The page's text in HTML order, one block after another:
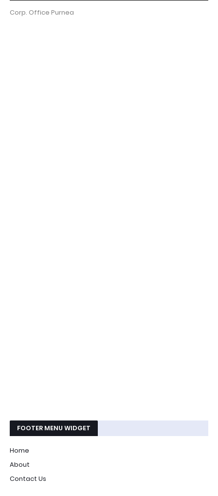
Corp. Office Purnea
FOOTER MENU WIDGET
Home
About
Contact Us